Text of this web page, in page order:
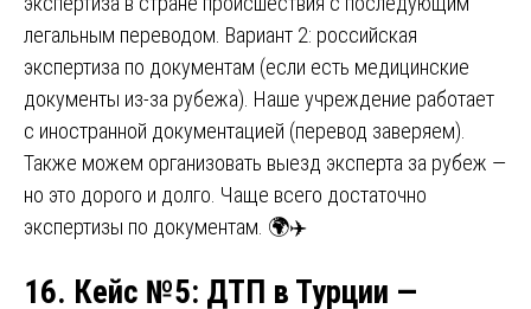
легальным переводом. Вариант 2: российская
экспертиза по документам (если есть медицинские
документы из-за рубежа). Наше учреждение работает
с иностранной документацией (перевод заверяем).
Также можем организовать выезд эксперта за рубеж —
но это дорого и долго. Чаще всего достаточно
экспертизы по документам. 🌍✈️
16. Кейс №5: ДТП в Турции —